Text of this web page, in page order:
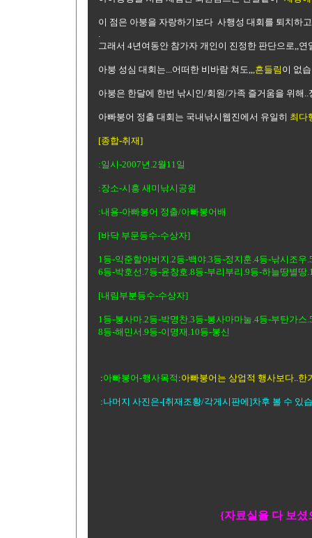
이 점은 아붕을 자랑하기보다 사행성 대회를 퇴치하
.
그래서 4년여동안 참가자 개인이 진정한 판단으로,,연
아붕 성심 대회는...어떠한 비바람 쳐도,,,흔들림 이 없
아붕은 한달에 한번 낚시인/회원/가족 즐거움을 위해
아빠붕어 정출 대회는 국내낚시웹진에서 유일히 최다
[종합-취재]
:일시-2007년.2월11일
:장소-시흥 새미낚시공원
:내용-아빠붕어 정출/아빠붕어배
[바닥 부문등수-수상자]
1등-익준할아버지.2등-백야.3등-정지훈.4등-낚시조우
6등-박호선.7등-윤창호.8등-부리부리.9등-하늘땅별땅
[내림부분등수-수상자]
1등-붕사마.2등-박명찬.3등-붕사마마눌.4등-부탄가스
8등-해민서.9등-이명재.10등-붕신
:아빠붕어-행사목적 :아빠붕어는 상업적 행사보다..
:나머지 사진은-[취재조황/각게시판에]차후 볼 수 있
{자료실을 다 보셨